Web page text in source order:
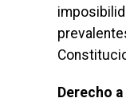
Derecho